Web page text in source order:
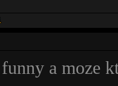
a moze